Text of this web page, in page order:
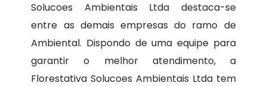
Solucoes Ambientais Ltda destaca-se
entre as demais empresas do ramo de
Ambiental. Dispondo de uma equipe para
garantir o melhor atendimento, a
Florestativa Solucoes Ambientais Ltda tem